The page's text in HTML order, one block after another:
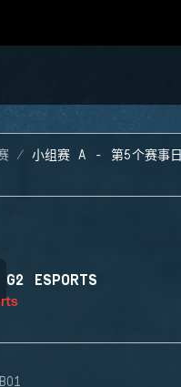
小组赛 A - 第5个赛事日
G2 ESPORTS
BO1